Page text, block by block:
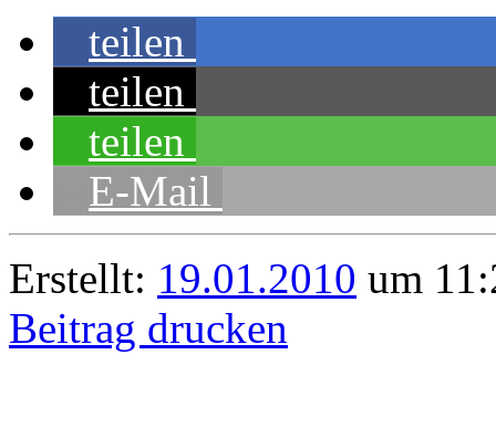
teilen
teilen
teilen
E-Mail
Erstellt: 19.01.2010 um
Beitrag drucken